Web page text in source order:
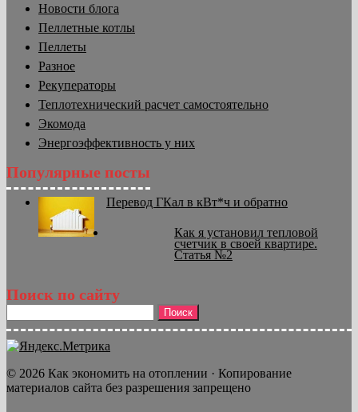
Новости блога
Пеллетные котлы
Пеллеты
Разное
Рекуператоры
Теплотехнический расчет самостоятельно
Экомода
Энергоэффективность у них
Популярные посты
Перевод ГКал в кВт*ч и обратно
Как я установил тепловой
счетчик в своей квартире.
Статья №2
Поиск по сайту
© 2026 Как экономить на отоплении · Копирование
материалов сайта без разрешения запрещено